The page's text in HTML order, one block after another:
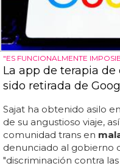
"ES FUNCIONALMENTE
La app de terapia
sido retirada de
Sajat ha obtenido asilo
de su angustioso viaje,
comunidad trans en
denunciado al gobierno
"discriminación contra